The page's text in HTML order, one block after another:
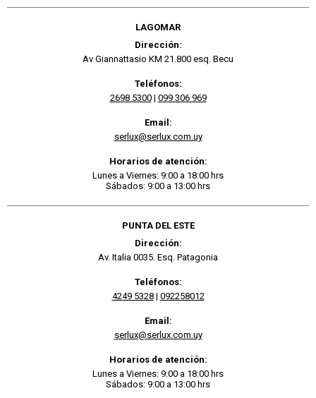
LAGOMAR
Dirección:
Av Giannattasio KM 21.800 esq. Becu
Teléfonos:
2698 5300| 099 306 969
Email:
serlux@serlux.com.uy
Horarios de atención:
Lunes a Viernes: 9:00 a 18:00 hrs
Sábados: 9:00 a 13:00 hrs
PUNTA DEL ESTE
Dirección:
Av. Italia 0035. Esq. Patagonia
Teléfonos:
4249 5328| 092258012
Email:
serlux@serlux.com.uy
Horarios de atención:
Lunes a Viernes: 9:00 a 18:00 hrs
Sábados: 9:00 a 13:00 hrs